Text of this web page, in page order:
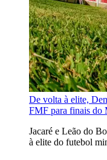
De volta à elite,
FMF para finais do
Jacaré e Leão do
à elite do futebol